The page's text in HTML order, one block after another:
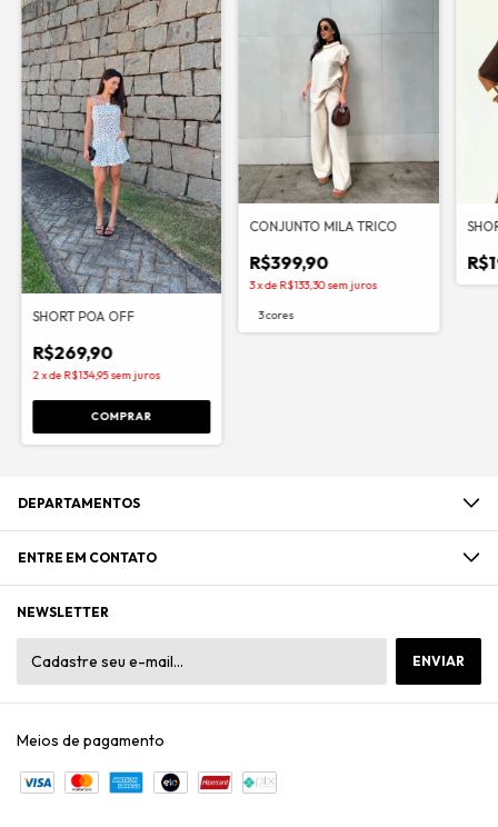
SHORT POA OFF
R$269,90
2xdeR$134,95 sem juros
COMPRAR
CONJUNTO MILA TRICO
R$399,90
3xdeR$133,30sem juros
3 cores
DEPARTAMENTOS
ENTRE EM CONTATO
NEWSLETTER
Meios de pagamento